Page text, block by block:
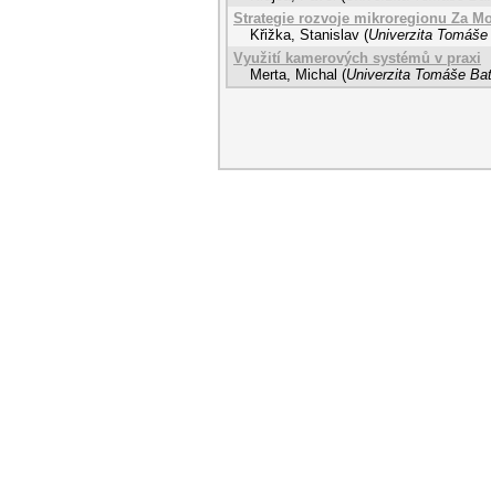
Strategie rozvoje mikroregionu Za
Křižka, Stanislav (Univerzita
Využití kamerových systémů v praxi
Merta, Michal (Univerzita Tomáše